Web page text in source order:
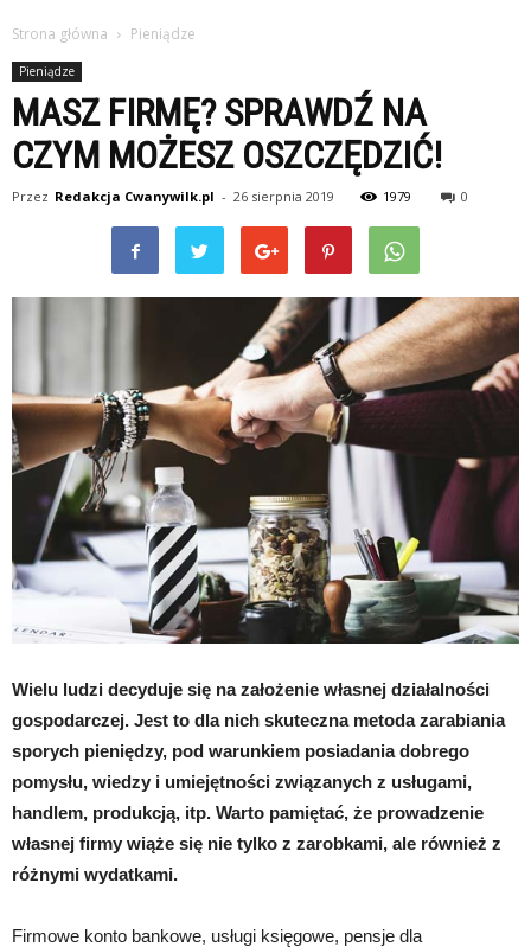
Strona główna Pieniądze
Pieniądze
MASZ FIRMĘ? SPRAWDŹ NA
CZYM MOŻESZ OSZCZĘDZIĆ!
Przez Redakcja Cwanywilk.pl - 26 sierpnia 2019 1979 0
Wielu ludzi decyduje się na założenie własnej działalności
gospodarczej. Jest to dla nich skuteczna metoda zarabiania
sporych pieniędzy, pod warunkiem posiadania dobrego
pomysłu, wiedzy i umiejętności związanych z usługami,
handlem, produkcją, itp. Warto pamiętać, że prowadzenie
własnej firmy wiąże się nie tylko z zarobkami, ale również z
różnymi wydatkami.
Firmowe konto bankowe, usługi księgowe, pensje dla